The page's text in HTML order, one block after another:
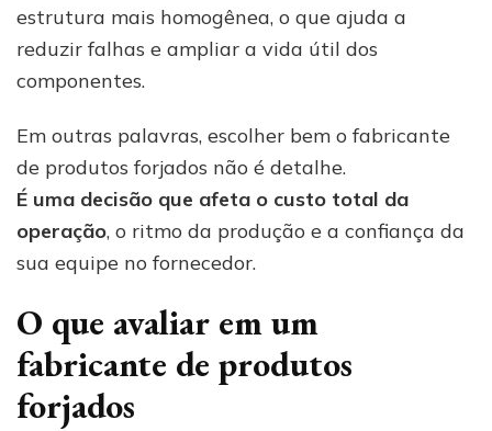
estrutura mais homogênea, o que ajuda a
reduzir falhas e ampliar a vida útil dos
componentes.
Em outras palavras, escolher bem o fabricante
de produtos forjados não é detalhe.
É uma decisão que afeta o custo total da
operação, o ritmo da produção e a confiança da
sua equipe no fornecedor.
O que avaliar em um
fabricante de produtos
forjados